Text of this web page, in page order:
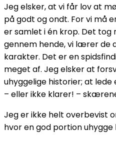
Jeg elsker, at vi får lov at
på godt og ondt. For vi må
er samlet i én krop. Det tog
gennem hende, vi lærer de
karakter. Det er en
meget af. Jeg elsker at
uhyggelige historier; at
– eller ikke klarer! –
Jeg er ikke helt overbevist
hvor en god portion